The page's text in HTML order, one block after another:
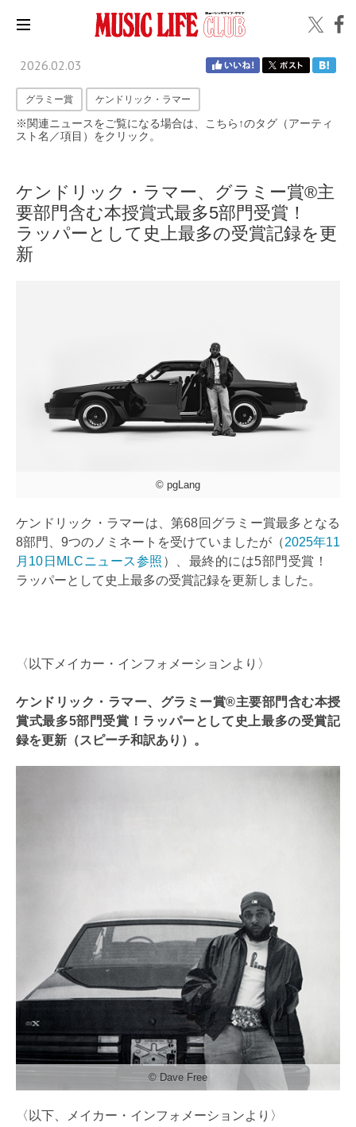
2026.02.03
グラミー賞 ケンドリック・ラマー
※関連ニュースをご覧になる場合は、こちら↑のタグ（アーティ
スト名／項目）をクリック。
ケンドリック・ラマー、グラミー賞®主
要部門含む本授賞式最多5部門受賞！
ラッパーとして史上最多の受賞記録を更
新
© pgLang
ケンドリック・ラマーは、第68回グラミー賞最多となる
8部門、9つのノミネートを受けていましたが（2025年11
月10日MLCニュース参照 ）、最終的には5部門受賞！
ラッパーとして史上最多の受賞記録を更新しました。
〈以下メイカー・インフォメーションより〉
ケンドリック・ラマー、グラミー賞®主要部門含む本授
賞式最多5部門受賞！ラッパーとして史上最多の受賞記
録を更新（スピーチ和訳あり）。
© Dave Free
〈以下、メイカー・インフォメーションより〉